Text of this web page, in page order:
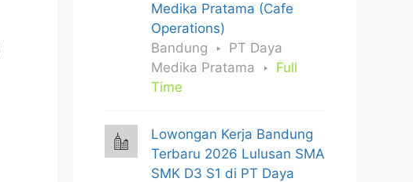
Medika Pratama (Cafe
Operations)
Bandung
PT Daya
Medika Pratama
Full
Time
Lowongan Kerja Bandung
Terbaru 2026 Lulusan SMA
SMK D3 S1 di PT Daya